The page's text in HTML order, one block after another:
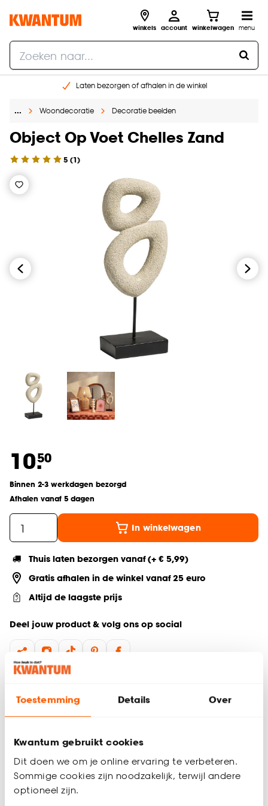
Toestemming Details Over
Kwantum gebruikt cookies
Dit doen we om je online ervaring te verbeteren.
Sommige cookies zijn noodzakelijk, terwijl andere
optioneel zijn.
winkels account winkelwagen menu
Laten bezorgen of afhalen in de winkel
Gratis raam advies en inmeten aan huis
… Woondecoratie Decoratie beelden
Object Op Voet Chelles Zand
5 (1)
10.50
Binnen 2-3 werkdagen bezorgd
Afhalen vanaf 5 dagen
In winkelwagen
Thuis laten bezorgen vanaf (+ € 5,99)
Gratis afhalen in de winkel vanaf 25 euro
Altijd de laagste prijs
Deel jouw product & volg ons op social
Voeg een sfeervol accent toe aan je interieur met Chelles.
Dit moderne decoratiebeeld in de kleur zand is gemaakt van
stijlvolle woondecoratie voor op een dressoir, vensterbank of
bijzettafel. Breng warmte en elegantie in huis met dit unieke
Productspecificaties